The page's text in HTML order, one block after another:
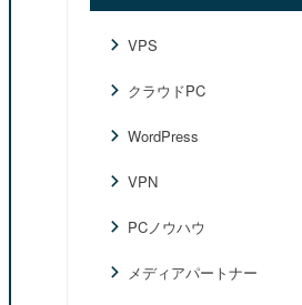
VPS
クラウドPC
WordPress
VPN
PCノウハウ
メディアパートナー